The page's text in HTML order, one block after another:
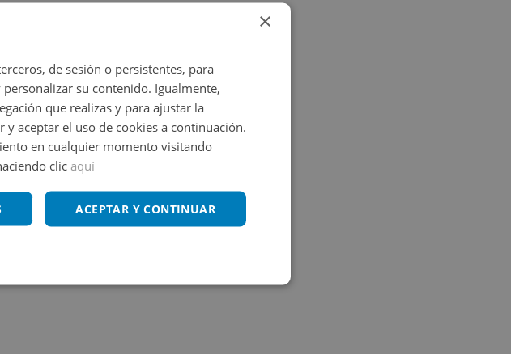
Ampliar mapa
Ver en mapa
×
de sesión o persistentes, para
su contenido. Igualmente,
que realizas y para ajustar la
aceptar el uso de cookies a continuación.
en cualquier momento visitando
clicaquí
ACEPTAR Y CONTINUAR